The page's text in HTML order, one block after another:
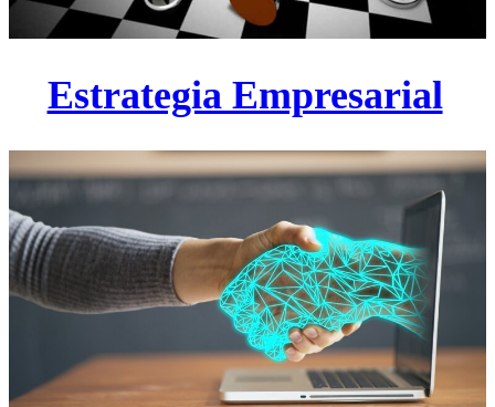
Estrategia Empresarial